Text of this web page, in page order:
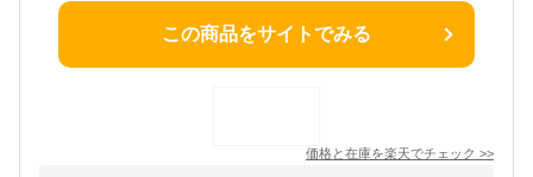
この商品をサイトでみる
価格と在庫を楽天でチェック >>